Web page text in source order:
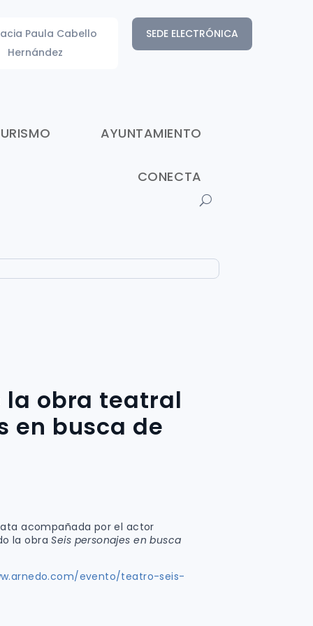
SEDE ELECTRÓNICA
Paula Cabello
Hernández
AYUNTAMIENTO
CONECTA
la obra teatral
en busca de
acompañada por el actor
la obraSeis personajes en busca
evento/teatro-seis-